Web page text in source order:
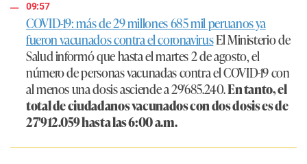
09:57
COVID-19: más de 29 millones 685 mil peruanos ya
fueron vacunados contra el coronavirusEl Ministerio de
Salud informó que hasta el martes 2 de agosto, el
número de personas vacunadas contra el COVID-19 con
al menos una dosis asciende a 29′685.240.En tanto, el
total de ciudadanos vacunados con dos dosis es de
27′912.059 hasta las 6:00 a.m.